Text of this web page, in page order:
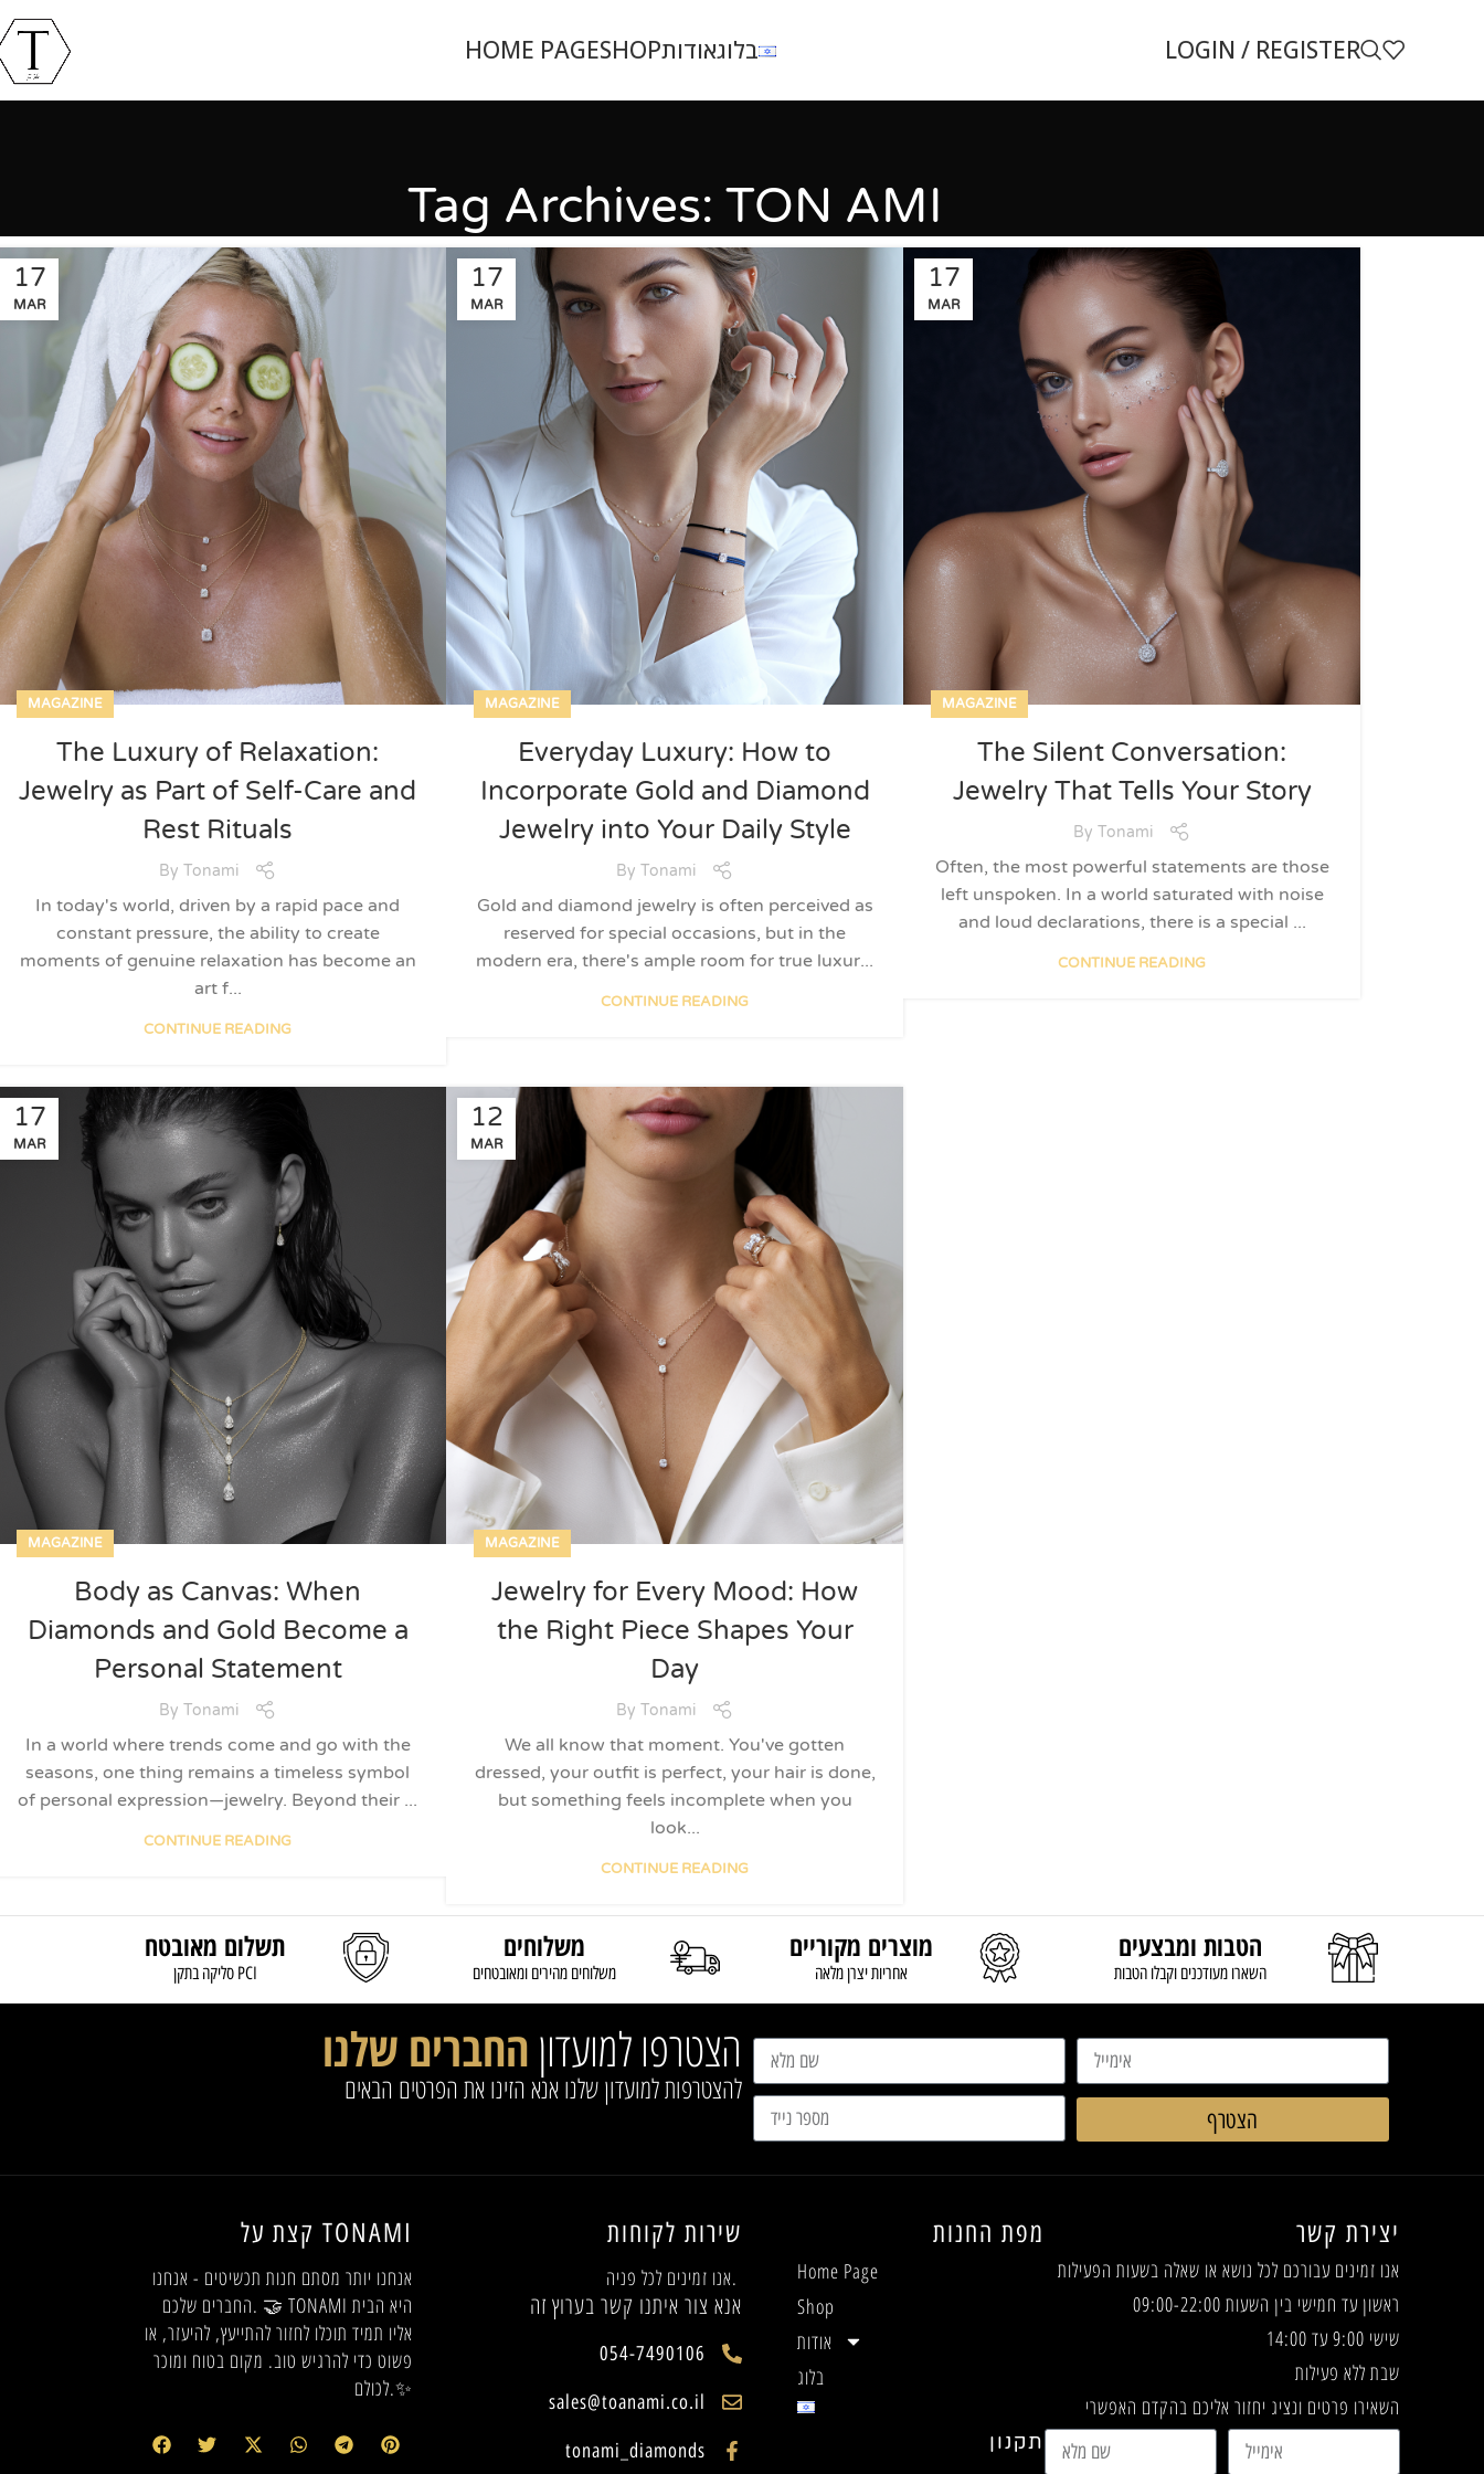
HOME PAGESHOPאודותבלוג LOGIN / REGISTER
Tag Archives: TON AMI
17
MAR
MAGAZINE
The Luxury of Relaxation:
Jewelry as Part of Self-Care and
Rest Rituals
By Tonami
In today's world, driven by a rapid pace and
constant pressure, the ability to create
moments of genuine relaxation has become an
art f...
CONTINUE READING
17
MAR
MAGAZINE
Everyday Luxury: How to
Incorporate Gold and Diamond
Jewelry into Your Daily Style
By Tonami
Gold and diamond jewelry is often perceived as
reserved for special occasions, but in the
modern era, there's ample room for true luxur...
CONTINUE READING
17
MAR
MAGAZINE
The Silent Conversation:
Jewelry That Tells Your Story
By Tonami
Often, the most powerful statements are those
left unspoken. In a world saturated with noise
and loud declarations, there is a special ...
CONTINUE READING
17
MAR
MAGAZINE
Body as Canvas: When
Diamonds and Gold Become a
Personal Statement
By Tonami
In a world where trends come and go with the
seasons, one thing remains a timeless symbol
of personal expression—jewelry. Beyond their ...
CONTINUE READING
12
MAR
MAGAZINE
Jewelry for Every Mood: How
the Right Piece Shapes Your
Day
By Tonami
We all know that moment. You've gotten
dressed, your outfit is perfect, your hair is done,
but something feels incomplete when you
look...
CONTINUE READING
תשלום מאובטח
סליקה בתקן PCI
משלוחים
משלוחים מהירים ומאובטחים
מוצרים מקוריים
אחריות יצרן מלאה
הטבות ומבצעים
השארו מעודכנים וקבלו הטבות
הצטרפו למועדוןהחברים שלנו
להצטרפות למועדון שלנו אנא הזינו את הפרטים הבאים
הצטרף
קצת על TONAMI
אנחנו יותר מסתם חנות תכשיטים - אנחנו
החברים שלכם. 🤝 TONAMI היא הבית
אליו תמיד תוכלו לחזור להתייעץ, להיעזר, או
פשוט כדי להרגיש טוב. מקום בטוח ומוכר
לכולם.✨
שירות לקוחות
אנו זמינים לכל פניה.
אנא צור איתנו קשר בערוץ זה
054-7490106
sales@toanami.co.il
tonami_diamonds
מפת החנות
Home Page
Shop
אודות
בלוג
תקנון
יצירת קשר
אנו זמינים עבורכם לכל נושא או שאלה בשעות הפעילות
ראשון עד חמישי בין השעות 09:00-22:00
שישי 9:00 עד 14:00
שבת ללא פעילות
השאירו פרטים ונציג יחזור אליכם בהקדם האפשרי